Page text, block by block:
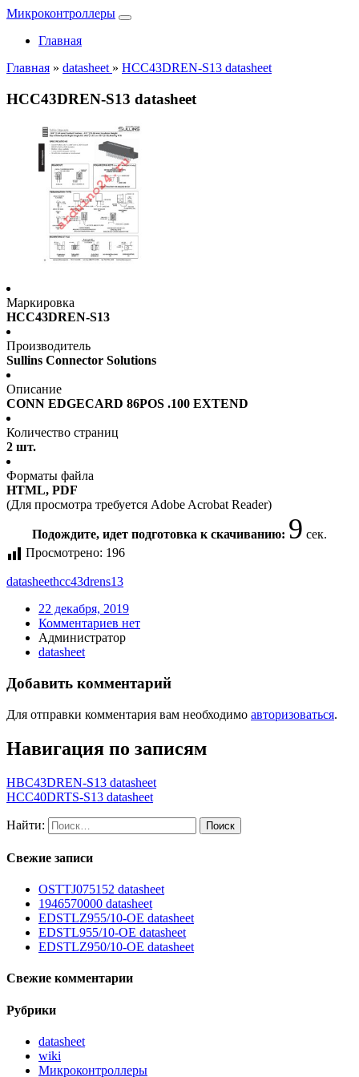
Микроконтроллеры
Главная
Главная » datasheet » HCC43DREN-S13 datasheet
HCC43DREN-S13 datasheet
Маркировка
HCC43DREN-S13
Производитель
Sullins Connector Solutions
Описание
CONN EDGECARD 86POS .100 EXTEND
Количество страниц
2 шт.
Форматы файла
HTML, PDF
(Для просмотра требуется Adobe Acrobat Reader)
Подождите, идет подготовка к скачиванию: 9 сек.
Просмотрено: 196
datasheethcc43drens13
22 декабря, 2019
Комментариев нет
Администратор
datasheet
Добавить комментарий
Для отправки комментария вам необходимо авторизоваться.
Навигация по записям
HBC43DREN-S13 datasheet
HCC40DRTS-S13 datasheet
Найти:
Свежие записи
OSTTJ075152 datasheet
1946570000 datasheet
EDSTLZ955/10-OE datasheet
EDSTL955/10-OE datasheet
EDSTLZ950/10-OE datasheet
Свежие комментарии
Рубрики
datasheet
wiki
Микроконтроллеры